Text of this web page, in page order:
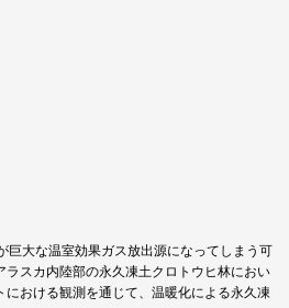
大な温室効果ガス放出源になってしまう可
スカ内陸部の永久凍土クロトウヒ林におい
おける観測を通じて、温暖化による永久凍